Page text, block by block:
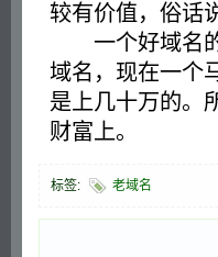
较有价值，俗话
一个好域名的
域名，现在一个
是上几十万的。
财富上。
标签: 老域名